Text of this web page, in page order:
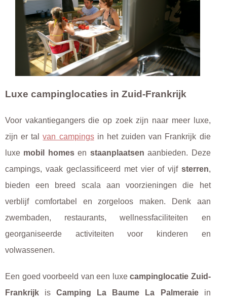
Luxe campinglocaties in Zuid-Frankrijk
Voor vakantiegangers die op zoek zijn naar meer luxe,
zijn er talvan campingsin het zuiden van Frankrijk die
luxe mobil homesen staanplaatsen aanbieden. Deze
campings, vaak geclassificeerd met vier of vijf sterren,
bieden een breed scala aan voorzieningen die het
verblijf comfortabel en zorgeloos maken. Denk aan
zwembaden, restaurants, wellnessfaciliteiten en
georganiseerde activiteiten voor kinderen en
volwassenen.
Een goed voorbeeld van een luxecampinglocatie Zuid-
Frankrijk isCamping La Baume La Palmeraiein